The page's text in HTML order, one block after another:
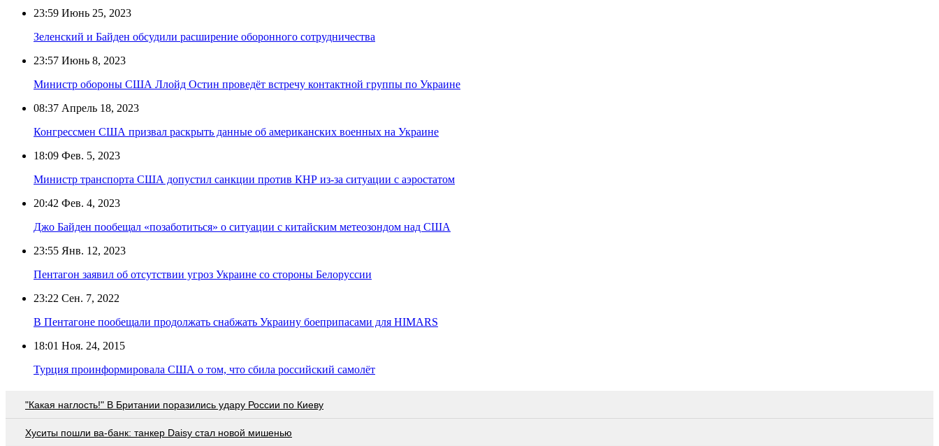
23:59 Июнь 25, 2023
Зеленский и Байден обсудили расширение оборонного сотрудничества
23:57 Июнь 8, 2023
Министр обороны США Ллойд Остин проведёт встречу контактной группы по Украине
08:37 Апрель 18, 2023
Конгрессмен США призвал раскрыть данные об американских военных на Украине
18:09 Фев. 5, 2023
Министр транспорта США допустил санкции против КНР из-за ситуации с аэростатом
20:42 Фев. 4, 2023
Джо Байден пообещал «позаботиться» о ситуации с китайским метеозондом над США
23:55 Янв. 12, 2023
Пентагон заявил об отсутствии угроз Украине со стороны Белоруссии
23:22 Сен. 7, 2022
В Пентагоне пообещали продолжать снабжать Украину боеприпасами для HIMARS
18:01 Ноя. 24, 2015
Турция проинформировала США о том, что сбила российский самолёт
"Какая наглость!" В Британии поразились удару России по Киеву
Хуситы пошли ва-банк: танкер Daisy стал новой мишенью